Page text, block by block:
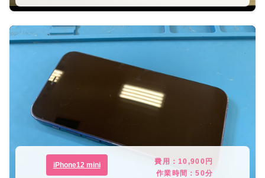
iPhone12 mini 費用：10,900円
作業時間：50分